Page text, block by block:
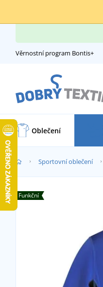
Věrnostní program Bontis+
Oblečení
Sportovní oblečení
Funkční